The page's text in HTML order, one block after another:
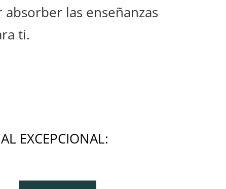
las enseñanzas
ti.
EXCEPCIONAL: